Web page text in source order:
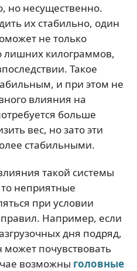
но несущественно.
их стабильно, один
не только
лишних килограммов,
Такое
и при этом не
влияния на
больше
вес, но зато эти
стабильными.
такой системы
то неприятные
при условии
Например, если
дня подряд,
может почувствовать
возможны головные